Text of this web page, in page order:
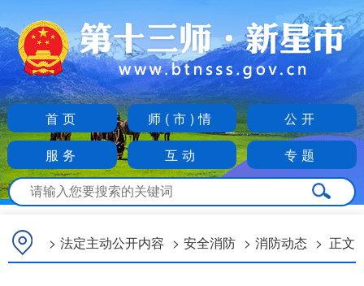
首页 师(市)情
公开
服务
互动 专题
> 法定主动公开内容 > 安全消防 > 消防动态 > 正文